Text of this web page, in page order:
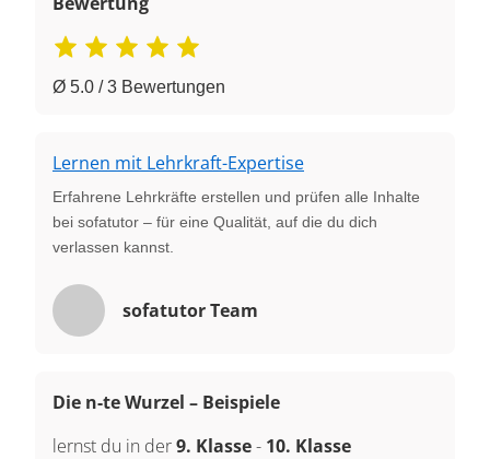
Ø 5.0 / 3 Bewertungen
Lernen mit Lehrkraft-Expertise
Erfahrene Lehrkräfte erstellen und prüfen alle Inhalte
bei sofatutor – für eine Qualität, auf die du dich
verlassen kannst.
sofatutor Team
Die n-te Wurzel – Beispiele
lernst du in der9. Klasse- 10. Klasse